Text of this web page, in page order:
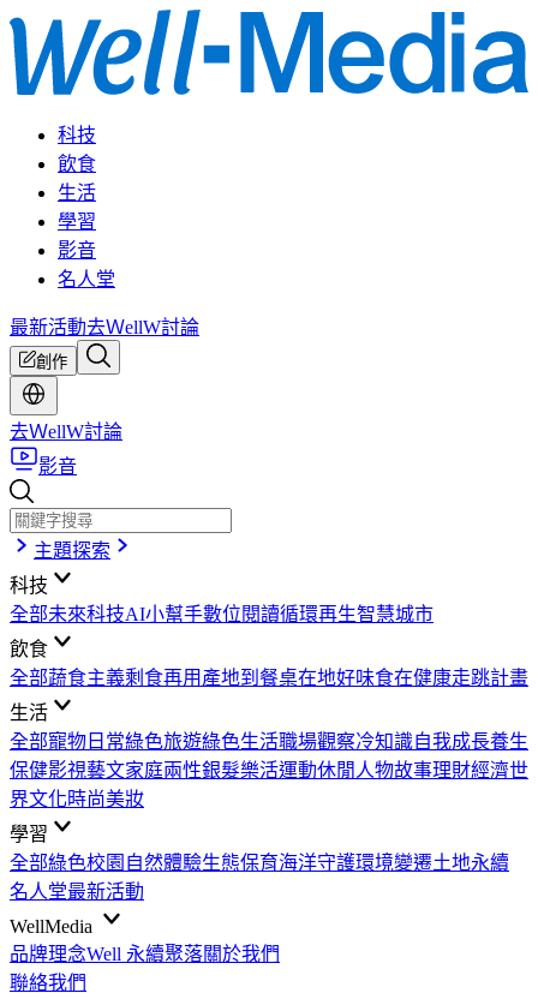
科技
飲食
生活
學習
影音
名人堂
最新活動去ＷellW討論
創作
去ＷellW討論
影音
主題探索
科技
全部未來科技AI小幫手數位閱讀循環再生智慧城市
飲食
全部蔬食主義剩食再用 產地到餐桌在地好味食在健康走跳計畫
生活
全部寵物日常綠色旅遊綠色生活職場觀察冷知識自我成長養生
保健影視藝文家庭兩性銀髮樂活運動休閒 人物故事理財經濟世
界文化時尚美妝
學習
全部綠色校園 自然體驗生態保育海洋守護環境變遷土地永續
名人堂最新活動
WellMedia
品牌理念Well 永續聚落關於我們
聯絡我們